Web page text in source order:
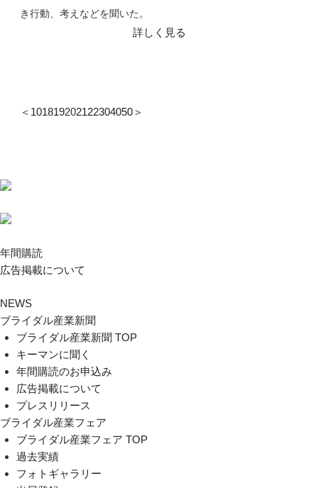
き行動、考えなどを聞いた。
詳しく見る
＜ 101819202122304050＞
年間購読
広告掲載について
NEWS
ブライダル産業新聞
ブライダル産業新聞 TOP
キーマンに聞く
年間購読のお申込み
広告掲載について
プレスリリース
ブライダル産業フェア
ブライダル産業フェア TOP
過去実績
フォトギャラリー